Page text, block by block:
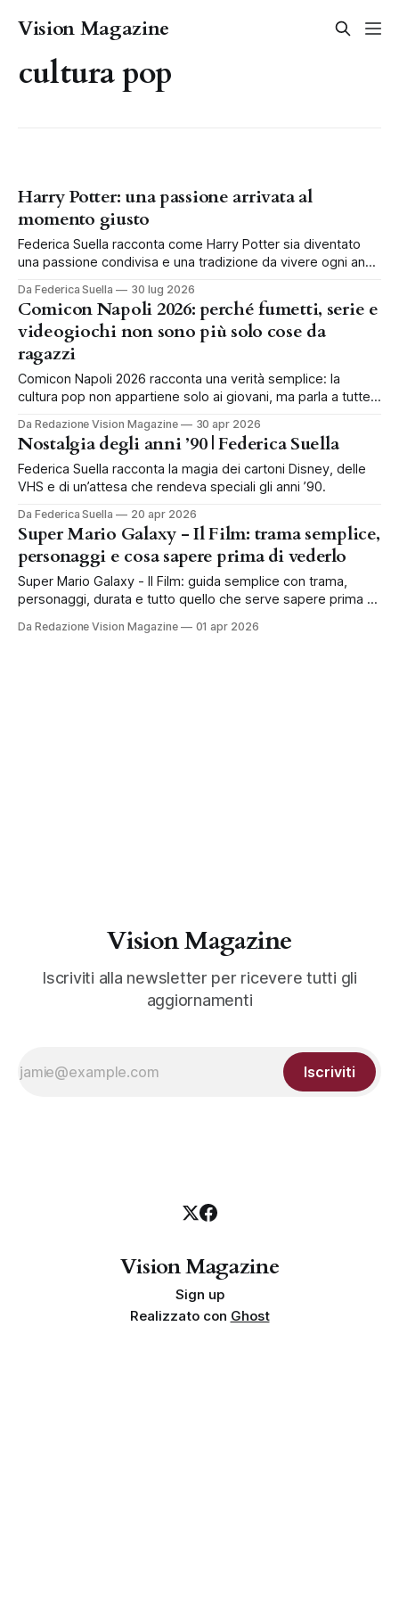
Vision Magazine
cultura pop
Harry Potter: una passione arrivata al
momento giusto
Federica Suella racconta come Harry Potter sia diventato
una passione condivisa e una tradizione da vivere ogni anno
Da Federica Suella 30 lug 2026
Comicon Napoli 2026: perché fumetti, serie e
videogiochi non sono più solo cose da
ragazzi
Comicon Napoli 2026 racconta una verità semplice: la
cultura pop non appartiene solo ai giovani, ma parla a tutte
Da Redazione Vision Magazine 30 apr 2026
Nostalgia degli anni ’90 | Federica Suella
Federica Suella racconta la magia dei cartoni Disney, delle
VHS e di un’attesa che rendeva speciali gli anni ’90.
Da Federica Suella 20 apr 2026
Super Mario Galaxy - Il Film: trama semplice,
personaggi e cosa sapere prima di vederlo
Super Mario Galaxy - Il Film: guida semplice con trama,
personaggi, durata e tutto quello che serve sapere prima di
Da Redazione Vision Magazine 01 apr 2026
Vision Magazine
Iscriviti alla newsletter per ricevere tutti gli
aggiornamenti
Iscriviti
Vision Magazine
Sign up
Realizzato con Ghost